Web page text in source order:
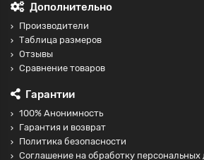
Дополнительно
Производители
Таблица размеров
Отзывы
Сравнение товаров
Гарантии
100% Анонимность
Гарантия и возврат
Политика безопасности
Соглашение на обработку персональных